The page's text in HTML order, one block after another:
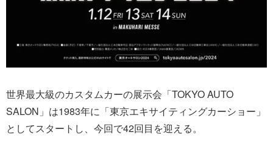
世界最大級のカスタムカーの展示会「TOKYO AUTO
SALON」は1983年に「東京エキサイティングカーショー」
としてスタートし、今回で42回目を迎える。